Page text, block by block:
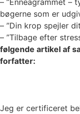
– ”Enneagrammet –
bøgerne som er
– ”Din krop spejler
– ”Tilbage efter
følgende artikel af
forfatter:
Jeg er certificeret